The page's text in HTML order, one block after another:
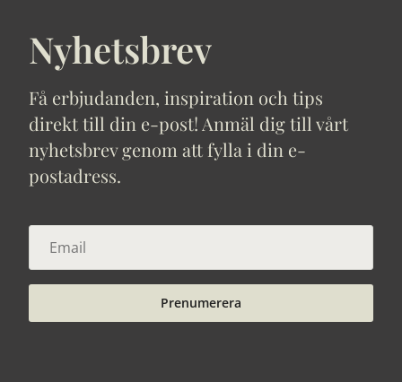
Nyhetsbrev
Få erbjudanden, inspiration och tips
direkt till din e-post! Anmäl dig till vårt
nyhetsbrev genom att fylla i din e-
postadress.
Prenumerera